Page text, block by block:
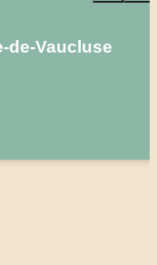
de-Vaucluse